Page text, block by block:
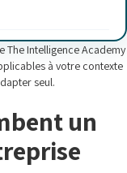
The Intelligence Academy
à votre contexte
seul.
un